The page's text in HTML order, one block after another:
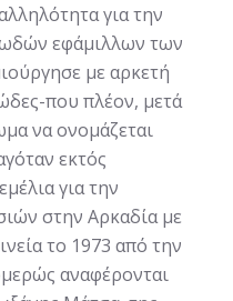
για την
εφάμιλλων των
με αρκετή
που πλέον, μετά
να ονομάζεται
εκτός
για την
στην Αρκαδία με
το 1973 από την
αναφέρονται